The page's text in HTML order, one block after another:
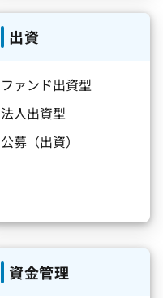
出資
ファンド出資型
法人出資型
公募（出資）
資金管理